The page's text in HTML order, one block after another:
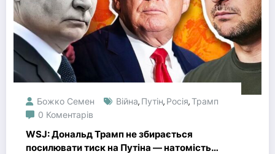
Божко Семен Війна, Путін, Росія,Трамп
0 Коментарів
WSJ: Дональд Трамп не збирається
посилювати тиск на Путіна — натомість